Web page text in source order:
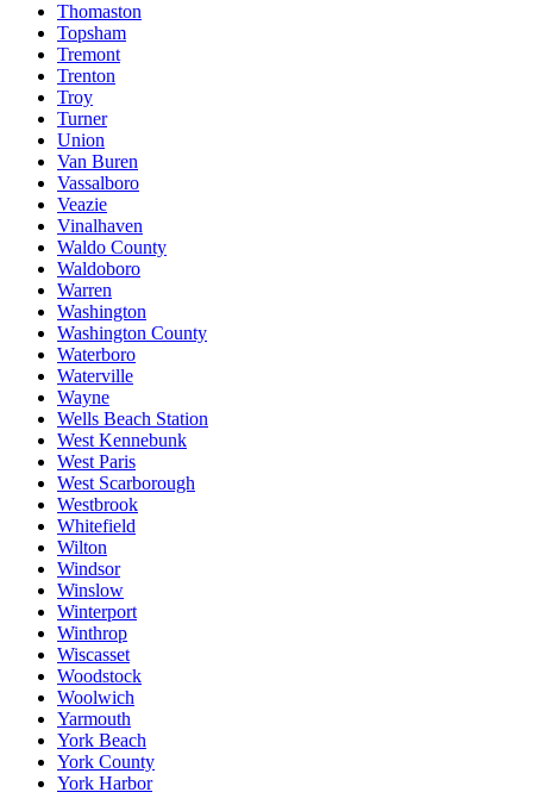
Thomaston
Topsham
Tremont
Trenton
Troy
Turner
Union
Van Buren
Vassalboro
Veazie
Vinalhaven
Waldo County
Waldoboro
Warren
Washington
Washington County
Waterboro
Waterville
Wayne
Wells Beach Station
West Kennebunk
West Paris
West Scarborough
Westbrook
Whitefield
Wilton
Windsor
Winslow
Winterport
Winthrop
Wiscasset
Woodstock
Woolwich
Yarmouth
York Beach
York County
York Harbor